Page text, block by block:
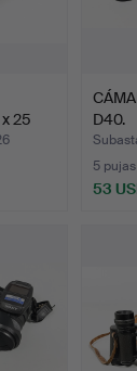
25
D40.
5 pujas
53